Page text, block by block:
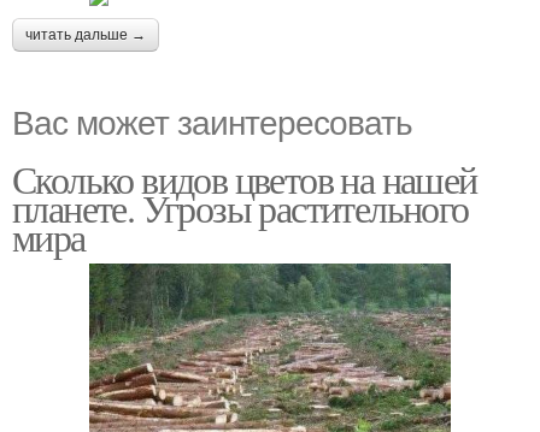
читать дальше →
Вас может заинтересовать
Сколько видов цветов на нашей
планете. Угрозы растительного
мира